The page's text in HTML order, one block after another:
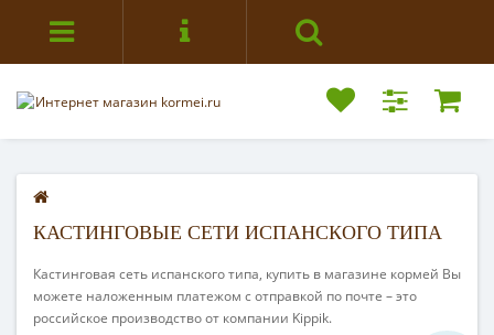
КАСТИНГОВЫЕ СЕТИ ИСПАНСКОГО ТИПА
Кастинговая сеть испанского типа, купить в магазине кормей Вы
можете наложенным платежом с отправкой по почте – это
российское производство от компании Kippik.